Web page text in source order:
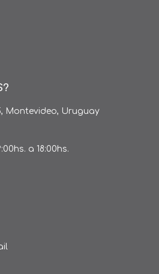
Montevideo, Uruguay
a 18:00hs.